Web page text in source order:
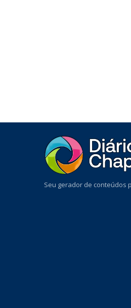
Seu gerador de conteúdos